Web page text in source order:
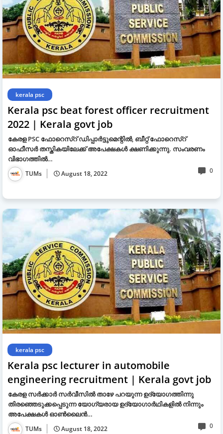
kerala psc
Kerala psc beat forest officer recruitment
2022 | Kerala govt job
കേരള PSC ഫോറെസ്റ് ഡിപ്പാർട്ടുമെന്റിൽ, ബീറ്റ് ഫോറെസ്റ്
ഓഫീസർ തസ്തികയിലേക്ക് അപേക്ഷകൾ ക്ഷണിക്കുന്നു. സംവരണം
വിഭാഗത്തിൽ…
TUMs August 18, 2022 0
kerala psc
Kerala psc lecturer in automobile
engineering recruitment | Kerala govt job
കേരള സർക്കാർ സർവീസിൽ താഴേ പറയുന്ന ഉദ്യോഗത്തിന്നു
തിരഞ്ഞെടുക്കപ്പെടുന്ന യോഗ്യരായ ഉദ്യോഗാർഥികളിൽ നിന്നും
അപേക്ഷകൾ ഓൺലൈൻ…
TUMs August 18, 2022 0